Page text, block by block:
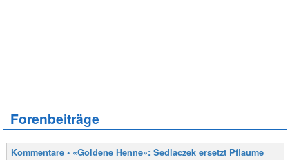
Forenbeiträge
Kommentare • «Goldene Henne»: Sedlaczek ersetzt Pflaume